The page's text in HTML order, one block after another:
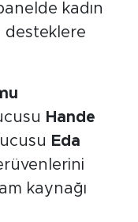
kadın
desteklere
Hande
Eda
kaynağı